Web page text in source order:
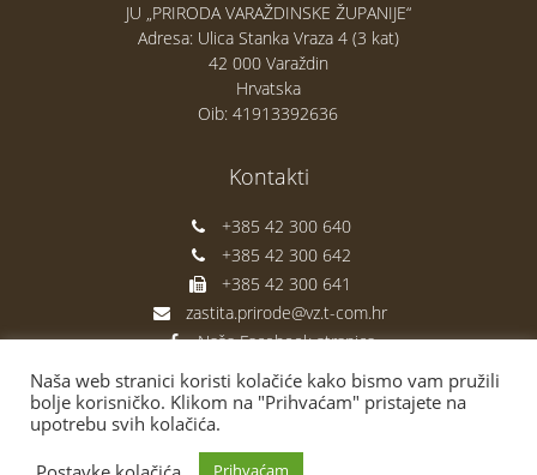
JU „PRIRODA VARAŽDINSKE ŽUPANIJE“
Adresa: Ulica Stanka Vraza 4 (3 kat)
42 000 Varaždin
Hrvatska
Oib: 41913392636
Kontakti
+385 42 300 640
+385 42 300 642
+385 42 300 641
zastita.prirode@vz.t-com.hr
Naša Facebook stranica
Naša web stranici koristi kolačiće kako bismo vam pružili
bolje korisničko. Klikom na "Prihvaćam" pristajete na
upotrebu svih kolačića.
Prihvaćam